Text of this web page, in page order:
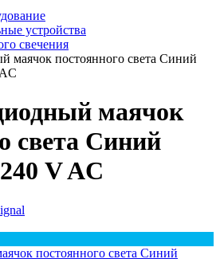
устройства
свечения
маячок постоянного света Синий
маячок
света Синий
V AC